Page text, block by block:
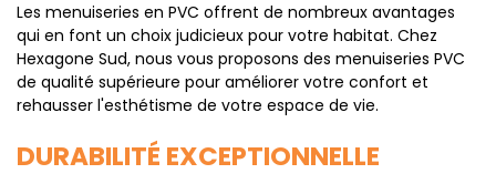
Les menuiseries en PVC offrent de nombreux avantages
qui en font un choix judicieux pour votre habitat. Chez
Hexagone Sud, nous vous proposons des menuiseries PVC
de qualité supérieure pour améliorer votre confort et
rehausser l'esthétisme de votre espace de vie.
DURABILITÉ EXCEPTIONNELLE